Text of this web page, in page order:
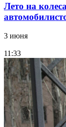
Лето на
3 июня
11:33